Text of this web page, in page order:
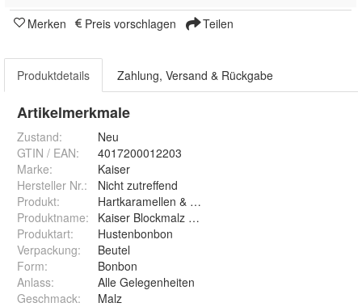
Merken Preis vorschlagen Teilen
Produktdetails Zahlung, Versand & Rückgabe
Artikelmerkmale
Zustand:
Neu
GTIN / EAN:
4017200012203
Marke:
Kaiser
Hersteller Nr.:
Nicht zutreffend
Produkt:
Hartkaramellen & Hartbonbons
Produktname:
Kaiser Blockmalz Caramellen
Produktart:
Hustenbonbon
Verpackung:
Beutel
Form:
Bonbon
Anlass:
Alle Gelegenheiten
Geschmack: Malz